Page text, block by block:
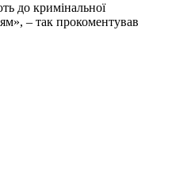
до кримінальної
– так прокоментував